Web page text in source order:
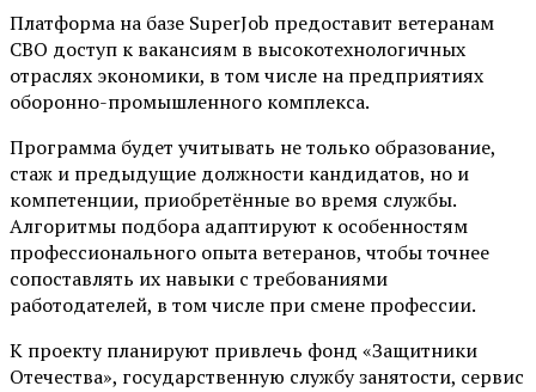
Платформа на базе SuperJob предоставит ветеранам
СВО доступ к вакансиям в высокотехнологичных
отраслях экономики, в том числе на предприятиях
оборонно-промышленного комплекса.
Программа будет учитывать не только образование,
стаж и предыдущие должности кандидатов, но и
компетенции, приобретённые во время службы.
Алгоритмы подбора адаптируют к особенностям
профессионального опыта ветеранов, чтобы точнее
сопоставлять их навыки с требованиями
работодателей, в том числе при смене профессии.
К проекту планируют привлечь фонд «Защитники
Отечества», государственную службу занятости, сервис